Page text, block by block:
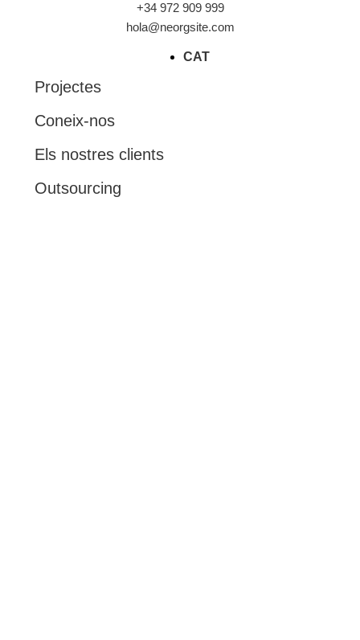
+34 972 909 999
hola@neorgsite.com
CAT
Projectes
Coneix-nos
Els nostres clients
Outsourcing